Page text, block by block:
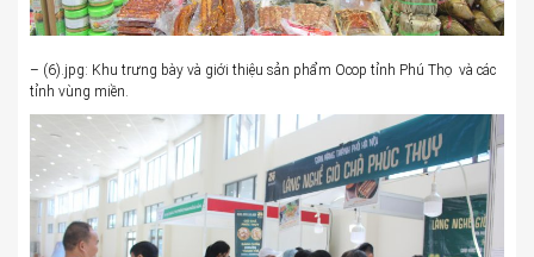
– (6).jpg: Khu trưng bày và giới thiệu sản phẩm Ocop tỉnh Phú Thọ và các
tỉnh vùng miền.